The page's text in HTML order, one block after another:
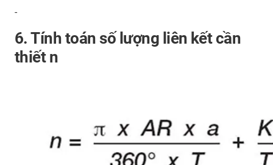
-
6. Tính toán số lượng liên kết cần
thiết n